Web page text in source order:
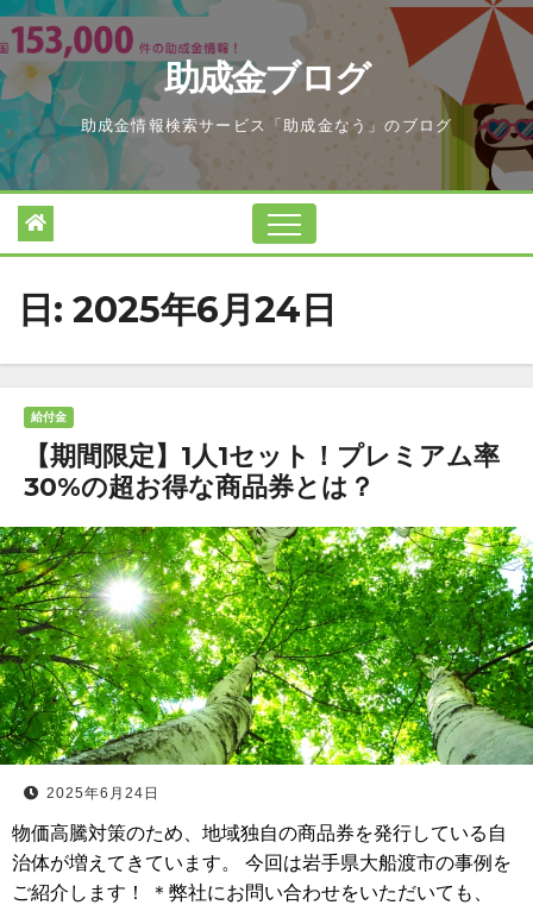
Skip
to
content
助成金ブログ
助成金情報検索サービス「助成金なう」のブログ
日: 2025年6月24日
給付金
【期間限定】1人1セット！プレミアム率
30%の超お得な商品券とは？
2025年6月24日
物価高騰対策のため、地域独自の商品券を発行している自
治体が増えてきています。 今回は岩手県大船渡市の事例を
ご紹介します！ ＊弊社にお問い合わせをいただいても、